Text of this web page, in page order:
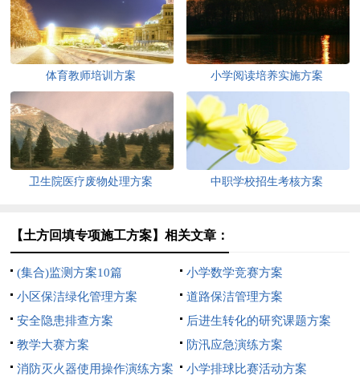
体育教师培训方案 小学阅读培养实施方案
卫生院医疗废物处理方案 中职学校招生考核方案
【土方回填专项施工方案】相关文章：
(集合)监测方案10篇
小学数学竞赛方案
小区保洁绿化管理方案
道路保洁管理方案
安全隐患排查方案
后进生转化的研究课题方案
教学大赛方案
防汛应急演练方案
消防灭火器使用操作演练方案
小学排球比赛活动方案